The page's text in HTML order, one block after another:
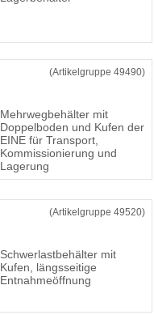
(Artikelgruppe 49490)
Mehrwegbehälter mit
Doppelboden und Kufen der
EINE für Transport,
Kommissionierung und
Lagerung
(Artikelgruppe 49520)
Schwerlastbehälter mit
Kufen, längsseitige
Entnahmeöffnung